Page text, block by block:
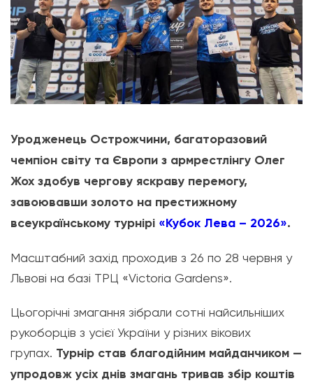
Уродженець Острожчини, багаторазовий
чемпіон світу та Європи з армрестлінгу Олег
Жох здобув чергову яскраву перемогу,
завоювавши золото на престижному
всеукраїнському турнірі «Кубок Лева – 2026».
Масштабний захід проходив з 26 по 28 червня у
Львові на базі ТРЦ «Victoria Gardens».
Цьогорічні змагання зібрали сотні найсильніших
рукоборців з усієї України у різних вікових
групах. Турнір став благодійним майданчиком —
упродовж усіх днів змагань тривав збір коштів